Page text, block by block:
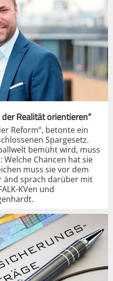
Realität orientieren“
Reform“, betonte ein
Spargesetz.
bemüht wird, muss
Chancen hat sie
muss sie vor dem
änd sprach darüber mit
KVen und